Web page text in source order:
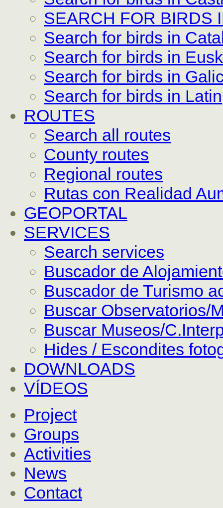
SEARCH FOR BIRDS
Search for birds in
Search for birds in
Search for birds in
Search for birds in Latin
ROUTES
Search all routes
County routes
Regional routes
Rutas con Realidad
GEOPORTAL
SERVICES
Search services
Buscador de
Buscador de Turismo
Buscar Observatorios/
Buscar Museos/
Hides / Escondites
DOWNLOADS
VÍDEOS
Project
Groups
Activities
News
Contact